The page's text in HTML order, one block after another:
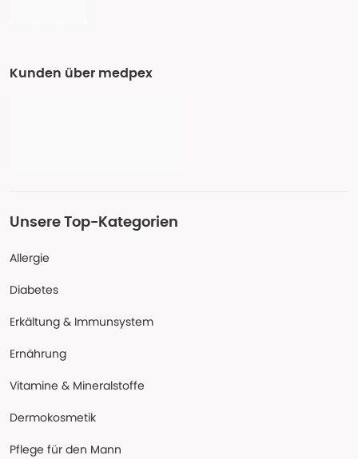
Kunden über medpex
Unsere Top-Kategorien
Allergie
Diabetes
Erkältung & Immunsystem
Ernährung
Vitamine & Mineralstoffe
Dermokosmetik
Pflege für den Mann